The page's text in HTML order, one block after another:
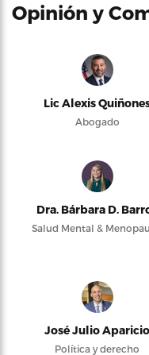
Opinión y
Lic Alexis
Abogado
Dra. Bárbara D.
Salud Mental &
José Julio Aparicio
Política y derecho